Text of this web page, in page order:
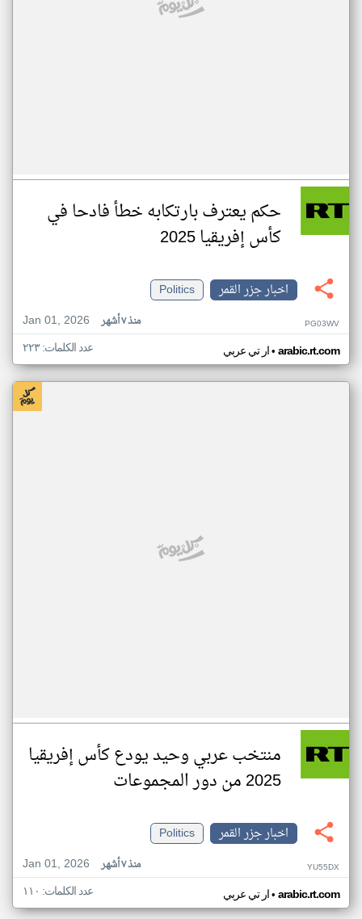
حكم يعترف بارتكابه خطأ فادحا في
كأس إفريقيا 2025
اخبار جزر القمر
Politics
Jan 01, 2026
منذ ٧ أشهر PG03WV
ار تي عربي• arabic.rt.com عدد الكلمات: ٢٢٣
منتخب عربي وحيد يودع كأس إفريقيا
2025 من دور المجموعات
اخبار جزر القمر
Politics
Jan 01, 2026
منذ ٧ أشهر YU55DX
ار تي عربي• arabic.rt.com عدد الكلمات: ١١٠